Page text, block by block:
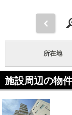
所在地
施設周辺の物件